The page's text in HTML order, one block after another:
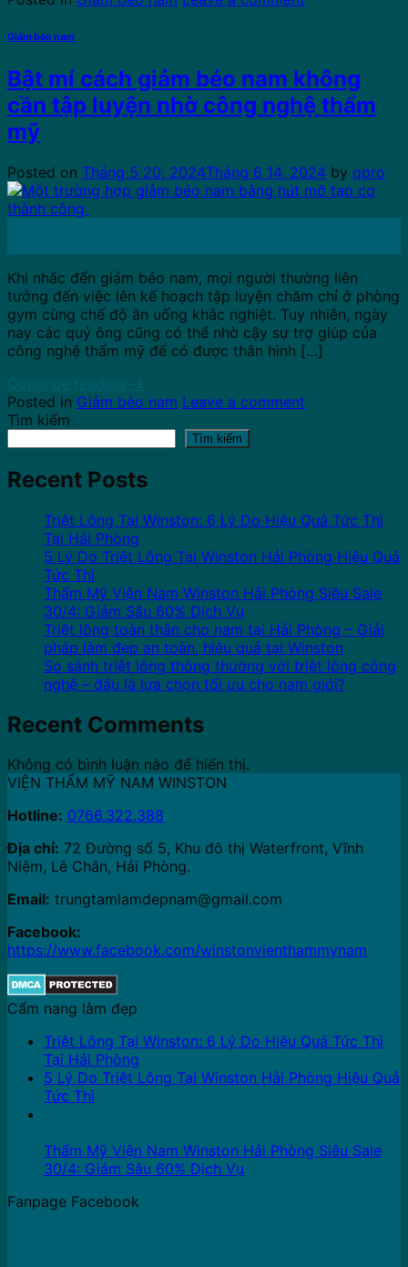
Giảm béo nam
Bật mí cách giảm béo nam không
cần tập luyện nhờ công nghệ thẩm
mỹ
Posted on Tháng 5 20, 2024Tháng 6 14, 2024 by qpro
Khi nhắc đến giảm béo nam, mọi người thường liên
tưởng đến việc lên kế hoạch tập luyện chăm chỉ ở phòng
gym cùng chế độ ăn uống khắc nghiệt. Tuy nhiên, ngày
nay các quý ông cũng có thể nhờ cậy sự trợ giúp của
công nghệ thẩm mỹ để có được thân hình […]
Continue reading
→
Posted in Giảm béo nam Leave a comment
Tìm kiếm
Tìm kiếm
Recent Posts
Triệt Lông Tại Winston: 6 Lý Do Hiệu Quả Tức Thì
Tại Hải Phòng
5 Lý Do Triệt Lông Tại Winston Hải Phòng Hiệu Quả
Tức Thì
Thẩm Mỹ Viện Nam Winston Hải Phòng Siêu Sale
30/4: Giảm Sâu 60% Dịch Vụ
Triệt lông toàn thân cho nam tại Hải Phòng – Giải
pháp làm đẹp an toàn, hiệu quả tại Winston
So sánh triệt lông thông thường với triệt lông công
nghệ – đâu là lựa chọn tối ưu cho nam giới?
Recent Comments
Không có bình luận nào để hiển thị.
VIỆN THẨM MỸ NAM WINSTON
Hotline: 0766.322.388
Địa chỉ: 72 Đường số 5, Khu đô thị Waterfront, Vĩnh
Niệm, Lê Chân, Hải Phòng.
Email: trungtamlamdepnam@gmail.com
Facebook:
https://www.facebook.com/winstonvienthammynam
Cẩm nang làm đẹp
Triệt Lông Tại Winston: 6 Lý Do Hiệu Quả Tức Thì
Tại Hải Phòng
5 Lý Do Triệt Lông Tại Winston Hải Phòng Hiệu Quả
Tức Thì
Thẩm Mỹ Viện Nam Winston Hải Phòng Siêu Sale
30/4: Giảm Sâu 60% Dịch Vụ
Fanpage Facebook